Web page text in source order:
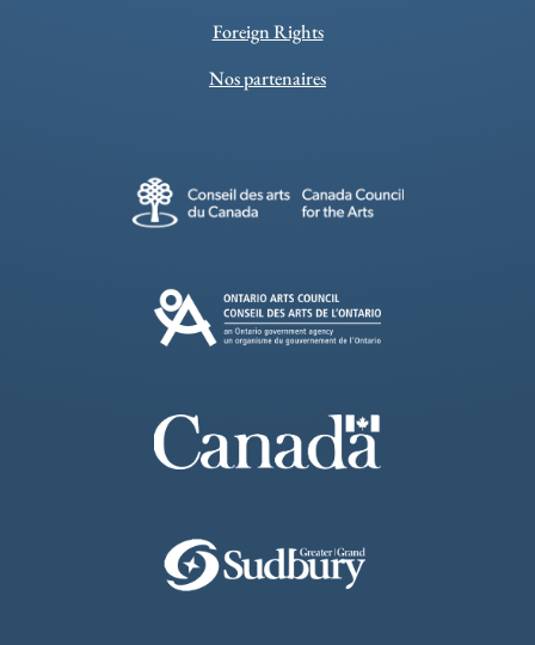
Foreign Rights
Nos partenaires